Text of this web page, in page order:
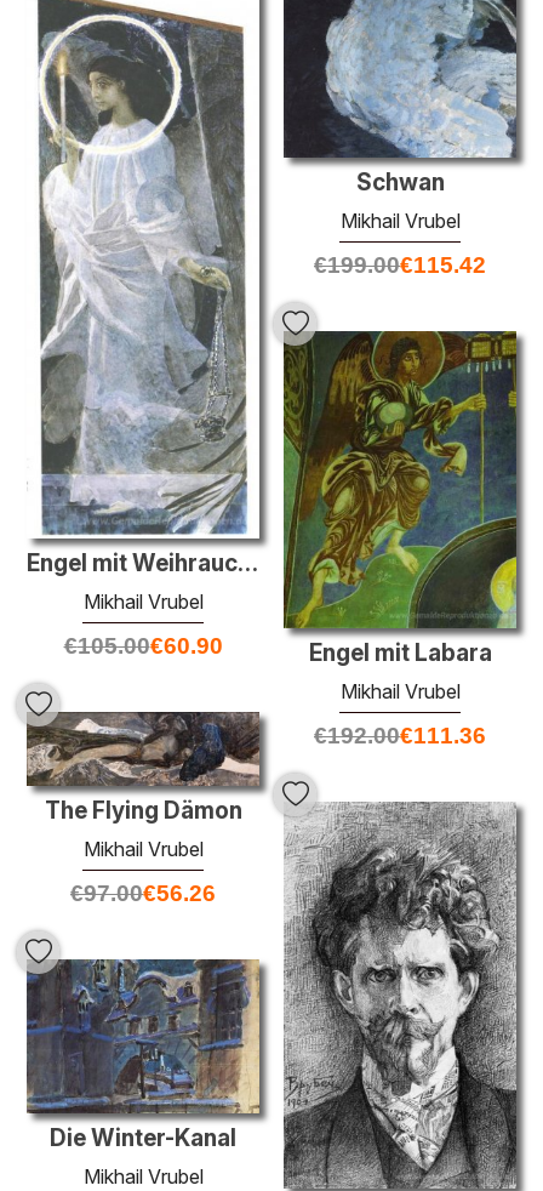
Schwan
Mikhail Vrubel
€199.00€115.42
Engel mit Weihrauchfass und Kerzen
Mikhail Vrubel
€105.00€60.90 Engel mit Labara
Mikhail Vrubel
€192.00€111.36
The Flying Dämon
Mikhail Vrubel
€97.00€56.26
Die Winter-Kanal
Mikhail Vrubel